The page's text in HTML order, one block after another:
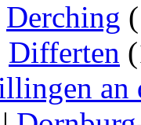
Derching
Differten
an